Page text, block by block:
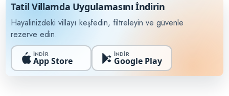
Tatil Villamda Uygulamasını İndirin
Hayalinizdeki villayı keşfedin, filtreleyin ve güvenle
rezerve edin.
İNDİR
App Store
İNDİR
Google Play